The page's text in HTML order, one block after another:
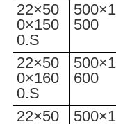
22×50
0×150
0.S
500×1
500
22×50
0×160
0.S
500×1
600
22×50
500×1